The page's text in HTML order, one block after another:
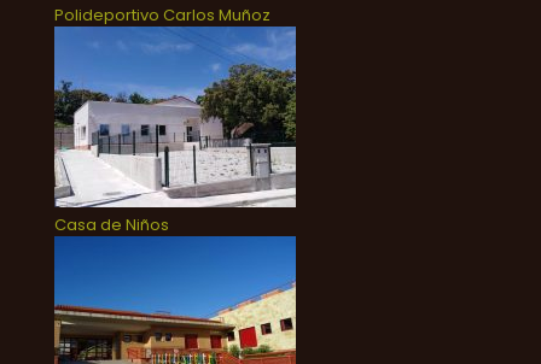
Polideportivo Carlos Muñoz
Casa de Niños